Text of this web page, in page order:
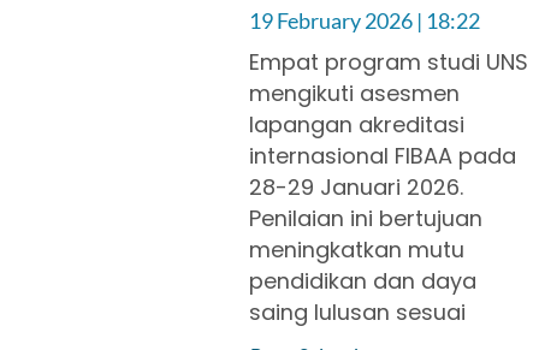
19 February 2026 18:22
Empat program studi UNS
mengikuti asesmen
lapangan akreditasi
internasional FIBAA pada
28-29 Januari 2026.
Penilaian ini bertujuan
meningkatkan mutu
pendidikan dan daya
saing lulusan sesuai